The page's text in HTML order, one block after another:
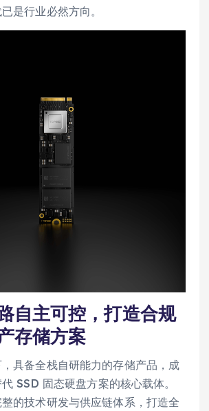
是行业必然方向。
自主可控，打造合规
存储方案
具备全栈自研能力的存储产品，成
SSD 固态硬盘方案的核心载体。
的技术研发与供应链体系，打造全